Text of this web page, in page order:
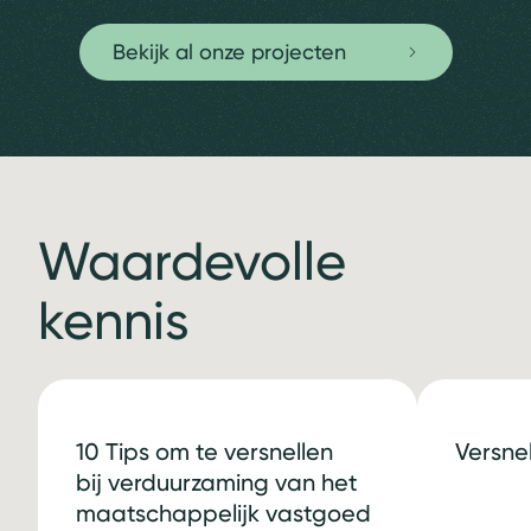
Bekijk al onze projecten
Waardevolle
kennis
10 Tips om te versnellen
bij verduurzaming van het
maatschappelijk vastgoed